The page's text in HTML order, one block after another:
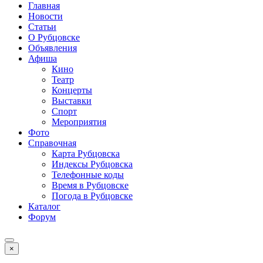
Главная
Новости
Статьи
О Рубцовске
Объявления
Афиша
Кино
Театр
Концерты
Выставки
Спорт
Мероприятия
Фото
Справочная
Карта Рубцовска
Индексы Рубцовска
Телефонные коды
Время в Рубцовске
Погода в Рубцовске
Каталог
Форум
×